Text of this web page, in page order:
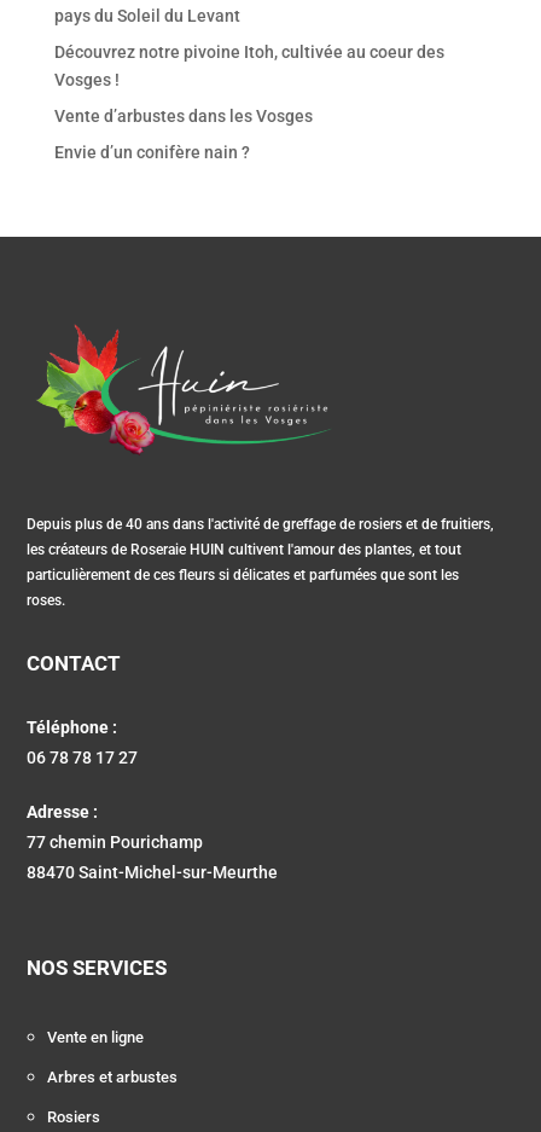
pays du Soleil du Levant
Découvrez notre pivoine Itoh, cultivée au coeur des
Vosges !
Vente d’arbustes dans les Vosges
Envie d’un conifère nain ?
Depuis plus de 40 ans dans l'activité de greffage de rosiers et de fruitiers,
les créateurs de Roseraie HUIN cultivent l'amour des plantes, et tout
particulièrement de ces fleurs si délicates et parfumées que sont les
roses.
CONTACT
Téléphone :
06 78 78 17 27
Adresse :
77 chemin Pourichamp
88470 Saint-Michel-sur-Meurthe
NOS SERVICES
Vente en ligne
Arbres et arbustes
Rosiers